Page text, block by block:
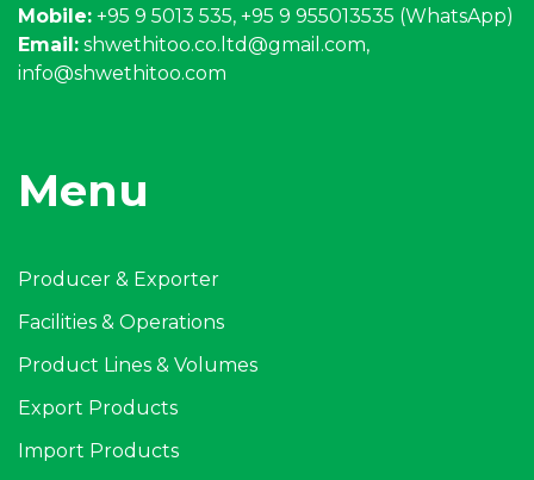
Mobile: +95 9 5013 535, +95 9 955013535 (WhatsApp)
Email: shwethitoo.co.ltd@gmail.com,
info@shwethitoo.com
Menu
Producer & Exporter
Facilities & Operations
Product Lines & Volumes
Export Products
Import Products